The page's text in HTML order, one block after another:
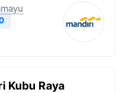
Kubu Raya